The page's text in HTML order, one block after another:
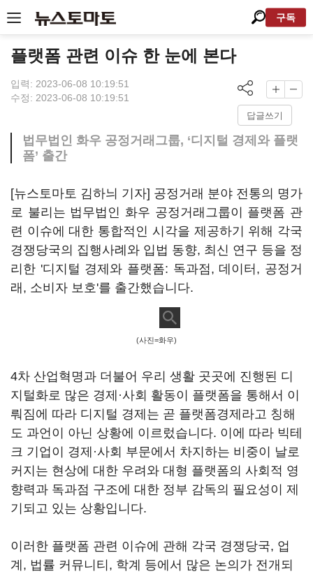
구독
플랫폼 관련 이슈 한 눈에 본다
입력: 2023-06-08 10:19:51
수정: 2023-06-08 10:19:51
답글쓰기
법무법인 화우 공정거래그룹, ‘디지털 경제와 플랫
폼’ 출간
[뉴스토마토 김하늬 기자] 공정거래 분야 전통의 명가
로 불리는 법무법인 화우 공정거래그룹이 플랫폼 관
련 이슈에 대한 통합적인 시각을 제공하기 위해 각국
경쟁당국의 집행사례와 입법 동향, 최신 연구 등을 정
리한 '디지털 경제와 플랫폼: 독과점, 데이터, 공정거
래, 소비자 보호'를 출간했습니다.
(사진=화우)
4차 산업혁명과 더불어 우리 생활 곳곳에 진행된 디
지털화로 많은 경제·사회 활동이 플랫폼을 통해서 이
뤄짐에 따라 디지털 경제는 곧 플랫폼경제라고 칭해
도 과언이 아닌 상황에 이르렀습니다. 이에 따라 빅테
크 기업이 경제·사회 부문에서 차지하는 비중이 날로
커지는 현상에 대한 우려와 대형 플랫폼의 사회적 영
향력과 독과점 구조에 대한 정부 감독의 필요성이 제
기되고 있는 상황입니다.
이러한 플랫폼 관련 이슈에 관해 각국 경쟁당국, 업
계, 법률 커뮤니티, 학계 등에서 많은 논의가 전개되